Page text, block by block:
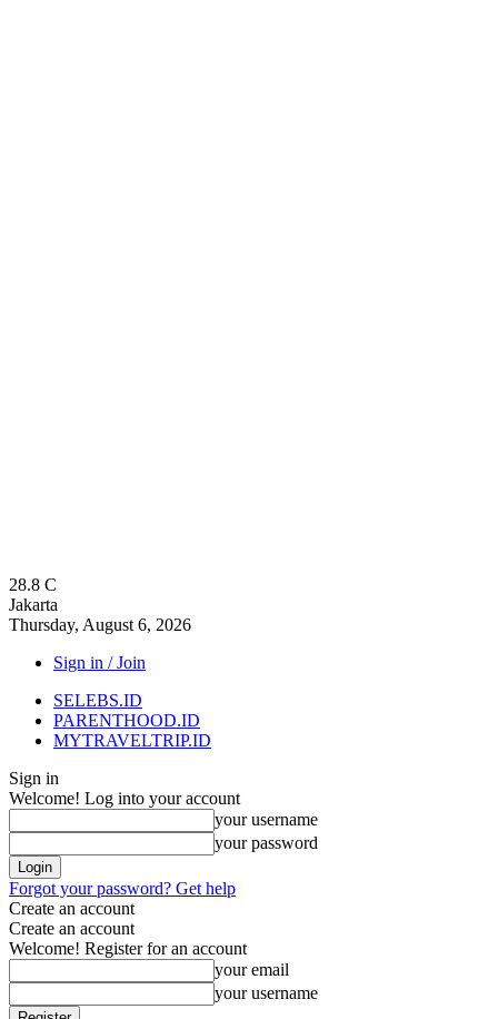
28.8 C
Jakarta
Thursday, August 6, 2026
Sign in / Join
SELEBS.ID
PARENTHOOD.ID
MYTRAVELTRIP.ID
Sign in
Welcome! Log into your account
your username
your password
Forgot your password? Get help
Create an account
Create an account
Welcome! Register for an account
your email
your username